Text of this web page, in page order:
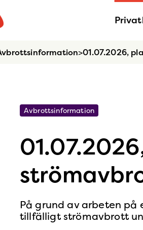
>01.07.2026,
Avbrottsinformation
På grund av arbeten på
tillfälligt strömavbrott